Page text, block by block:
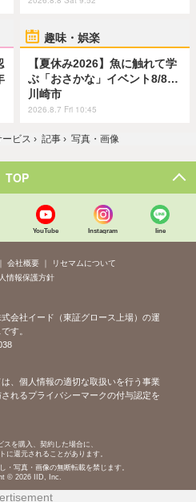
趣味・娯楽
【夏休み2026】魚に触れて学
ぶ「おさかな」イベント8/8…
川崎市
2026.8.7 Fri 10:45
ビス › 記事 › 写真・画像
TOP
YouTube Instagram line
会社概要
リセマムについて
情報保護方針
会社イード（東証グロース上場）の運
す。
、個人情報の適切な取扱いを行う事業
れるプライバシーマークの付与認定を
を購入、契約した場合に、
に還元されることがあります。
・写真・画像の無断転載を禁じます。
© 2026 IID, Inc.